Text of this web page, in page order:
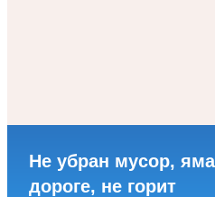
Не убран мусор,
дороге, не горит